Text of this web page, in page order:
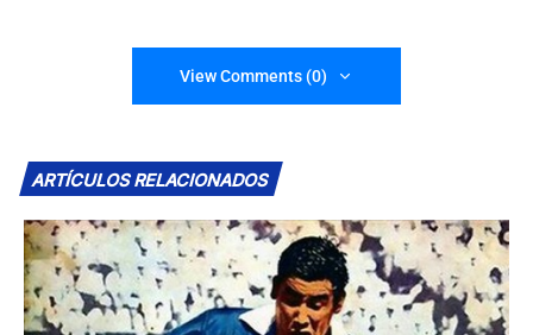
View Comments (0)
ARTÍCULOS RELACIONADOS